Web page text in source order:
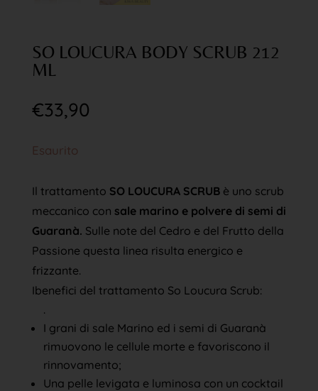
SO LOUCURA BODY SCRUB 212
ML
€33,90
Esaurito
Il trattamento SO LOUCURA SCRUBè uno scrub
meccanico con sale marino e polvere di semi di
Guaranà. Sulle note del Cedro e del Frutto della
Passione questa linea risulta energico e
frizzante.
Ibenefici del trattamento So Loucura Scrub:
.
I grani di sale Marino ed i semi di Guaranà
rimuovono le cellule morte e favoriscono il
rinnovamento;
Una pelle levigata e luminosa con un cocktail